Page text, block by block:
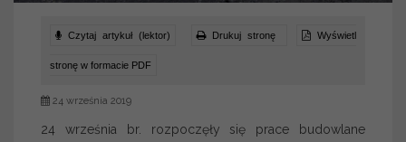
Czytaj artykuł (lektor) Drukuj stronę Wyświetl
stronę w formacie PDF
24 września 2019
24 września br. rozpoczęły się prace budowlane